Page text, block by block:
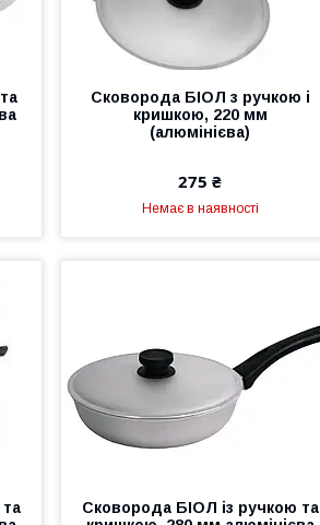
Сковорода БІОЛ з ручкою і
кришкою, 220 мм
(алюмінієва)
275 ₴
Немає в наявності
Сковорода БІОЛ із ручкою та